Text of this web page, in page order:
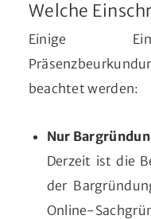
Welche
Einige
beachtet werden:
Nur
Derzeit ist die
der
Online-